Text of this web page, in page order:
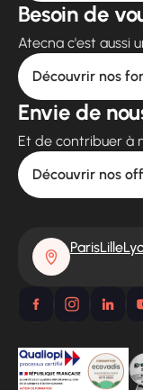
Besoin de
Atecna c'est aussi
Découvrir nos
Envie de
Et de contribuer à
Découvrir nos
ParisLille